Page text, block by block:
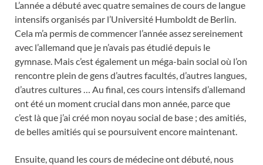
L’année a débuté avec quatre semaines de cours de langue
intensifs organisés par l’Université Humboldt de Berlin.
Cela m’a permis de commencer l’année assez sereinement
avec l’allemand que je n’avais pas étudié depuis le
gymnase. Mais c’est également un méga-bain social où l’on
rencontre plein de gens d’autres facultés, d’autres langues,
d’autres cultures … Au final, ces cours intensifs d’allemand
ont été un moment crucial dans mon année, parce que
c’est là que j’ai créé mon noyau social de base ; des amitiés,
de belles amitiés qui se poursuivent encore maintenant.
Ensuite, quand les cours de médecine ont débuté, nous